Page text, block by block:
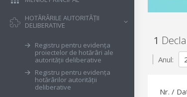
HOTĂRÂRILE AUTORITĂȚII
DELIBERATIVE
Registru pentru evidența
proiectelor de hotărâri ale
autorității deliberative
Registru pentru evidența
hotărârilor autorității
deliberative
1
Anul:
Nr. /